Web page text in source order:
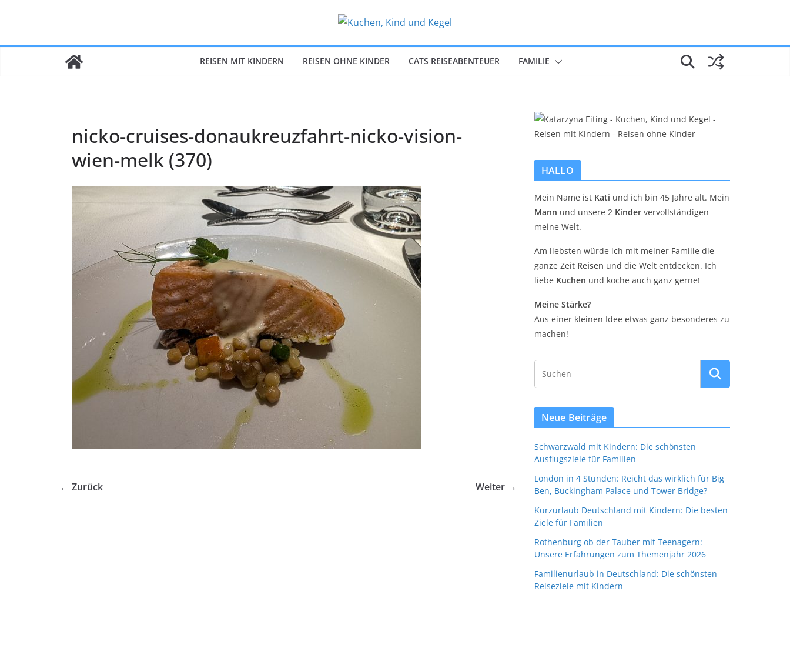
REISEN MIT KINDERN REISEN OHNE KINDER CATS REISEABENTEUER FAMILIE
nicko-cruises-donaukreuzfahrt-nicko-vision-
wien-melk (370)
← Zurück Weiter →
HALLO
Mein Name ist Kati und ich bin 45 Jahre alt. Mein
Mann und unsere 2 Kinder vervollständigen
meine Welt.
Am liebsten würde ich mit meiner Familie die
ganze Zeit Reisen und die Welt entdecken. Ich
liebe Kuchen und koche auch ganz gerne!
Meine Stärke?
Aus einer kleinen Idee etwas ganz besonderes zu
machen!
Neue Beiträge
Schwarzwald mit Kindern: Die schönsten
Ausflugsziele für Familien
London in 4 Stunden: Reicht das wirklich für Big
Ben, Buckingham Palace und Tower Bridge?
Kurzurlaub Deutschland mit Kindern: Die besten
Ziele für Familien
Rothenburg ob der Tauber mit Teenagern:
Unsere Erfahrungen zum Themenjahr 2026
Familienurlaub in Deutschland: Die schönsten
Reiseziele mit Kindern